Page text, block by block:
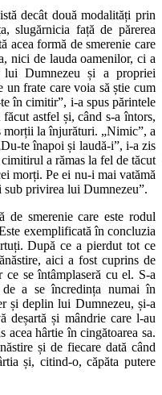
decât două modalități prin
slugărnicia față de părerea
acea formă de smerenie care
nici de lauda oamenilor, ci a
Dumnezeu și a propriei
un frate care voia să știe cum
în cimitir”, i-a spus părintele
astfel și, când s-a întors,
morții la înjurături. „Nimic”, a
te înapoi și laudă-i”, i-a zis
a rămas la fel de tăcut
morți. Pe ei nu-i mai vatămă
privirea lui Dumnezeu”.
de smerenie care este rodul
exemplificată în concluzia
După ce a pierdut tot ce
aici a fost cuprins de
se întâmplaseră cu el. S-a
a se încredința numai în
și deplin lui Dumnezeu, și-a
deșartă și mândrie care l-au
acea hârtie în cingătoarea sa.
și de fiecare dată când
și, citind-o, căpăta putere